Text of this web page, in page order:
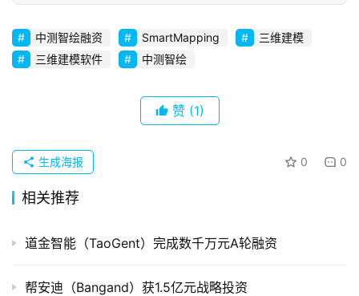
品
牌
发
布
重
组
上
中测智绘融资 SmartMapping
三维建模
三维建模软件
中测智绘
赞 (1)
0 0
生成海报
相关推荐
道金智能（TaoGent）完成数千万元A轮融资
帮安迪（Bangand）获1.5亿元战略投资